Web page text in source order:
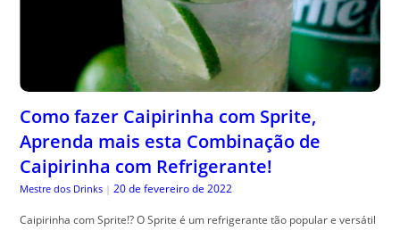
Como fazer Caipirinha com Sprite,
Aprenda mais esta Combinação de
Caipirinha com Refrigerante!
Mestre dos Drinks | 20 de fevereiro de 2022
Caipirinha com Sprite!? O Sprite é um refrigerante tão popular e versátil